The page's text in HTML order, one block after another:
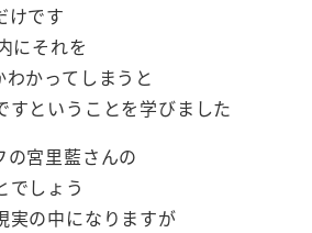
けです
にそれを
かってしまうと
ということを学びました
宮里藍さんの
でしょう
実の中になりますが